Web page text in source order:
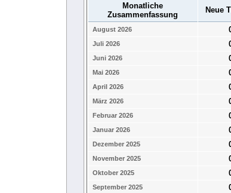
Monatliche
Zusammenfassung
Neue
August 2026
Juli 2026
Juni 2026
Mai 2026
April 2026
März 2026
Februar 2026
Januar 2026
Dezember 2025
November 2025
Oktober 2025
September 2025